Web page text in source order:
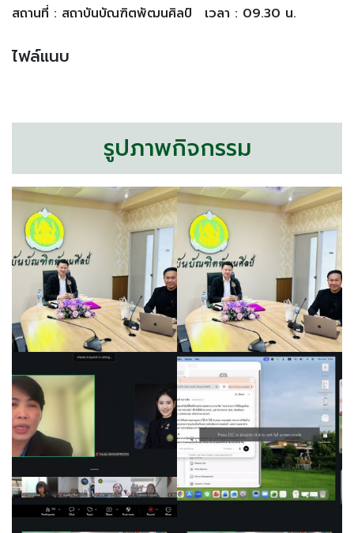
สถานที่ : สถาบันบัณฑิตพัฒนศิลป์ เวลา : 09.30 น.
ไฟล์แนบ
รูปภาพกิจกรรม